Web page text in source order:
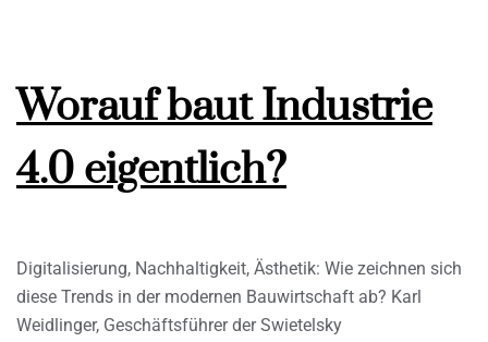
Worauf baut Industrie
4.0 eigentlich?
Digitalisierung, Nachhaltigkeit, Ästhetik: Wie zeichnen sich
diese Trends in der modernen Bauwirtschaft ab? Karl
Weidlinger, Geschäftsführer der Swietelsky